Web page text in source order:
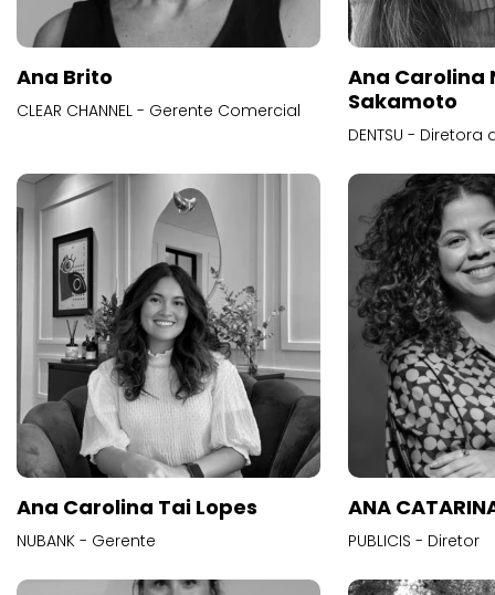
Ana Brito
CLEAR CHANNEL - Gerente Comercial
Ana Carolina
Sakamoto
DENTSU -
Ana Carolina Tai Lopes
NUBANK - Gerente
ANA
PUBLICIS - Diretor